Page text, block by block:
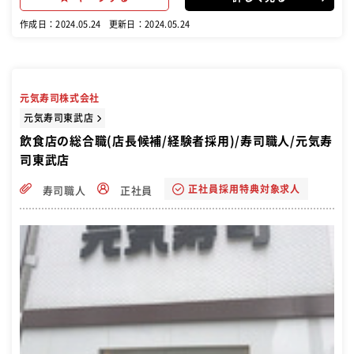
作成日：2024.05.24 更新日：2024.05.24
元気寿司株式会社
元気寿司東武店
飲食店の総合職(店長候補/経験者採用)/寿司職人/元気寿
司東武店
寿司職人 正社員 正社員採用特典対象求人